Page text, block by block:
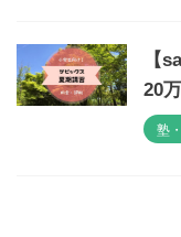
【
20
塾